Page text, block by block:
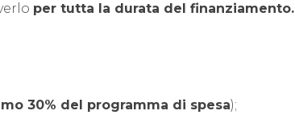
per tutta la durata del finanziamento.
30% del programma di spesa);